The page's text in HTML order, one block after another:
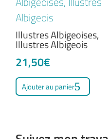
du
Illustres Albigeoises,
Illustres Albigeois
21,50€
Ajouter au panier